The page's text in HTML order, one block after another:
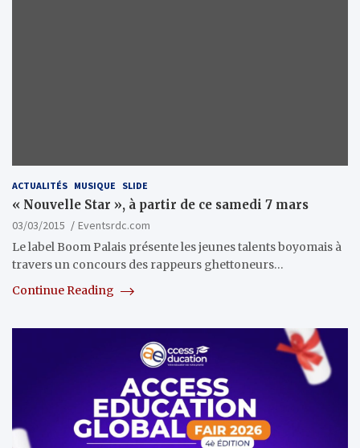
ACTUALITÉS MUSIQUE SLIDE
« Nouvelle Star », à partir de ce samedi 7 mars
03/03/2015
Eventsrdc.com
Le label Boom Palais présente les jeunes talents boyomais à
travers un concours des rappeurs ghettoneurs…
Continue Reading